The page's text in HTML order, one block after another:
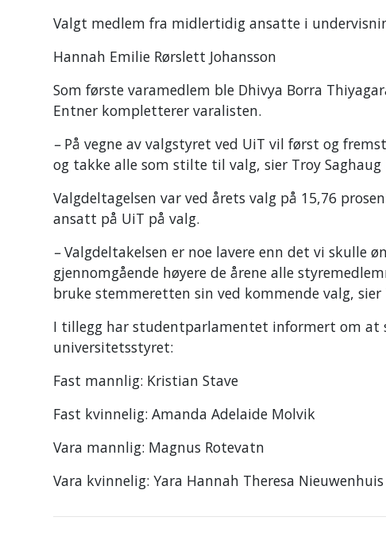
Valgt medlem fra midlertidig ansatte i
Hannah Emilie Rørslett Johansson
Som første varamedlem ble Dhivya Borra
Entner kompletterer varalisten.
–På vegne av valgstyret ved UiT vil først og
og takke alle som stilte til valg, sier Troy
Valgdeltagelsen var ved årets valg på 15,76
ansatt på UiT på valg.
–Valgdeltakelsen er noe lavere enn det vi skulle
gjennomgående høyere de årene alle
bruke stemmeretten sin ved kommende valg, sier
I tillegg har studentparlamentet informert om at
universitetsstyret:
Fast mannlig: Kristian Stave
Fast kvinnelig: Amanda Adelaide Molvik
Vara mannlig: Magnus Rotevatn
Vara kvinnelig: Yara Hannah Theresa Nieuwenhuis